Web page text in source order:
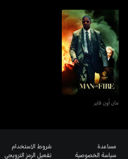
مان أون فاير
مان أون فاير
مساعدة
سياسة الخصوصية
شروط الاستخدام
تفعيل الرمز الترويجي